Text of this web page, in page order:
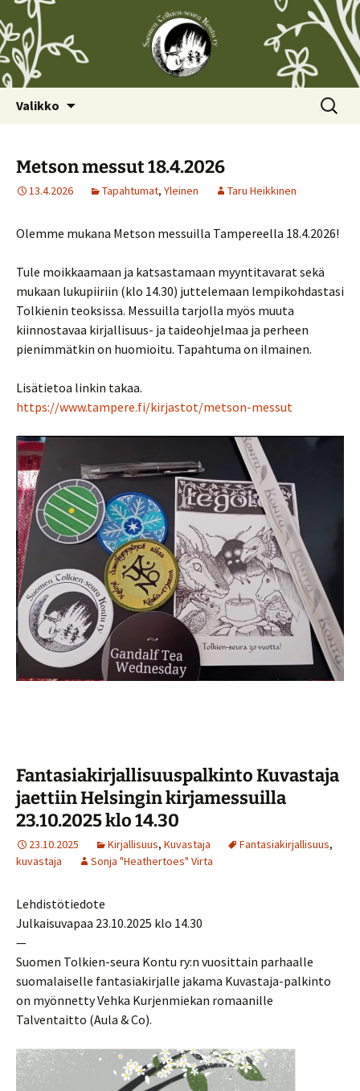
Valikko Haku:
Metson messut 18.4.2026
13.4.2026 Tapahtumat, Yleinen Taru Heikkinen
Olemme mukana Metson messuilla Tampereella 18.4.2026!
Tule moikkaamaan ja katsastamaan myyntitavarat sekä
mukaan lukupiiriin (klo 14.30) juttelemaan lempikohdastasi
Tolkienin teoksissa. Messuilla tarjolla myös muuta
kiinnostavaa kirjallisuus- ja taideohjelmaa ja perheen
pienimmätkin on huomioitu. Tapahtuma on ilmainen.
Lisätietoa linkin takaa.
https://www.tampere.fi/kirjastot/metson-messut
Fantasiakirjallisuuspalkinto Kuvastaja
jaettiin Helsingin kirjamessuilla
23.10.2025 klo 14.30
23.10.2025 Kirjallisuus, Kuvastaja Fantasiakirjallisuus,
kuvastaja
Sonja "Heathertoes" Virta
Lehdistötiedote
Julkaisuvapaa 23.10.2025 klo 14.30
—
Suomen Tolkien-seura Kontu ry:n vuosittain parhaalle
suomalaiselle fantasiakirjalle jakama Kuvastaja-palkinto
on myönnetty Vehka Kurjenmiekan romaanille
Talventaitto (Aula & Co).